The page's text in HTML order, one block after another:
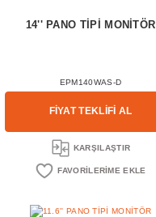
14'' PANO TİPİ MONİTÖR
EPM140WAS-D
FİYAT TEKLİFİ AL
KARŞILAŞTIR